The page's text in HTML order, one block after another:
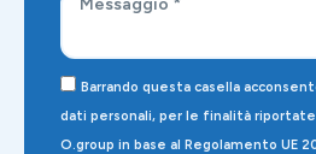
Barrando questa casella
dati personali, per le finalità
O.group in base al Regolamento UE